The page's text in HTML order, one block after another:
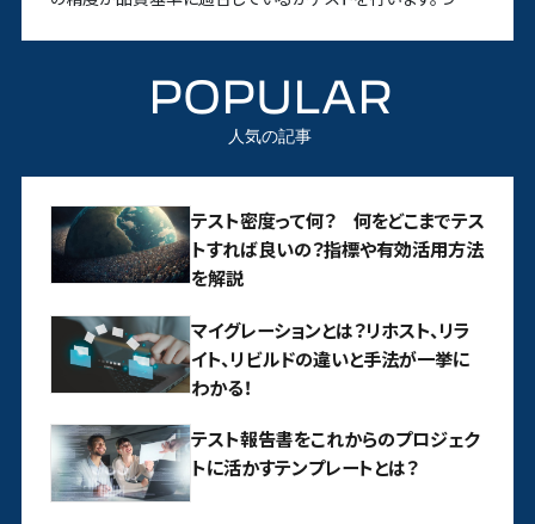
POPULAR
人気の記事
テスト密度って何？ 何をどこまでテス
トすれば良いの？指標や有効活用方法
を解説
マイグレーションとは？リホスト、リラ
イト、リビルドの違いと手法が一挙に
わかる！
テスト報告書をこれからのプロジェク
トに活かすテンプレートとは？